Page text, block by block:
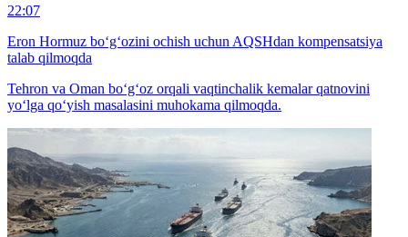
22:07
Eron Hormuz bo‘g‘ozini ochish uchun AQSHdan kompensatsiya
talab qilmoqda
Tehron va Oman bo‘g‘oz orqali vaqtinchalik kemalar qatnovini
yo‘lga qo‘yish masalasini muhokama qilmoqda.